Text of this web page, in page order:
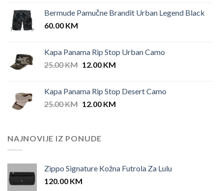
was:
is:
Bermude Pamučne Brandit Urban Legend Black
60.00 KM
Kapa Panama Rip Stop Urban Camo
25.00KM Original
25.00 KM.
12.00 KMCurrent
12.00 KM.
Kapa Panama Rip Stop Desert Camo
25.00KM Original
25.00 KM.
12.00 KMCurrent
NAJNOVIJE IZ PONUDE
Zippo Signature Kožna Futrola Za Lulu
120.00 KM